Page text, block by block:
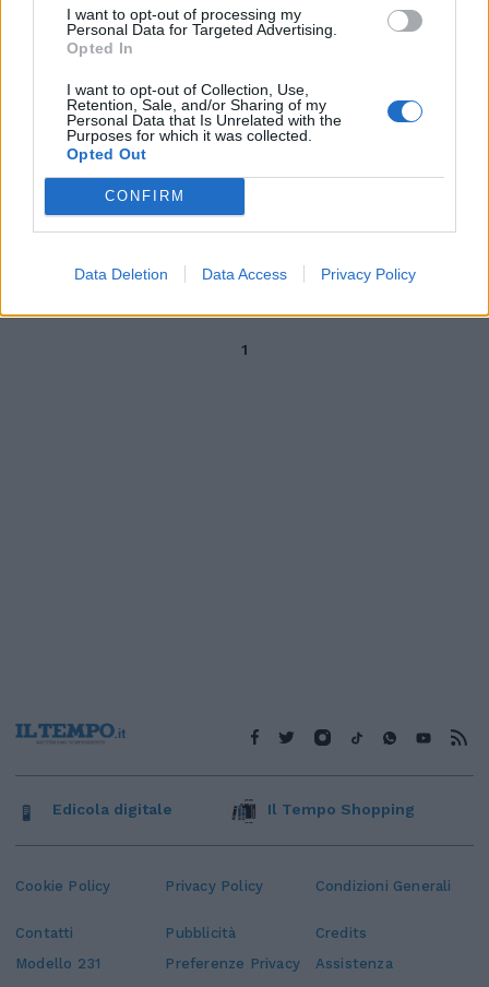
I want to opt-out of processing my
Personal Data for Targeted Advertising.
Opted In
I want to opt-out of Collection, Use,
Retention, Sale, and/or Sharing of my
Personal Data that Is Unrelated with the
Purposes for which it was collected.
Opted Out
CONFIRM
Data Deletion Data Access Privacy Policy
società viola forse è la quarta
«ripes
società del torneo cadetto «Se
impongono l'allargamento, il
campionato non parte»
23/07/2003
1
Cookie Policy Privacy Policy Condizioni Generali
Contatti Pubblicità
Credits
Modello 231
Preferenze Privacy Assistenza
Edicola digitale Il Tempo Shopping